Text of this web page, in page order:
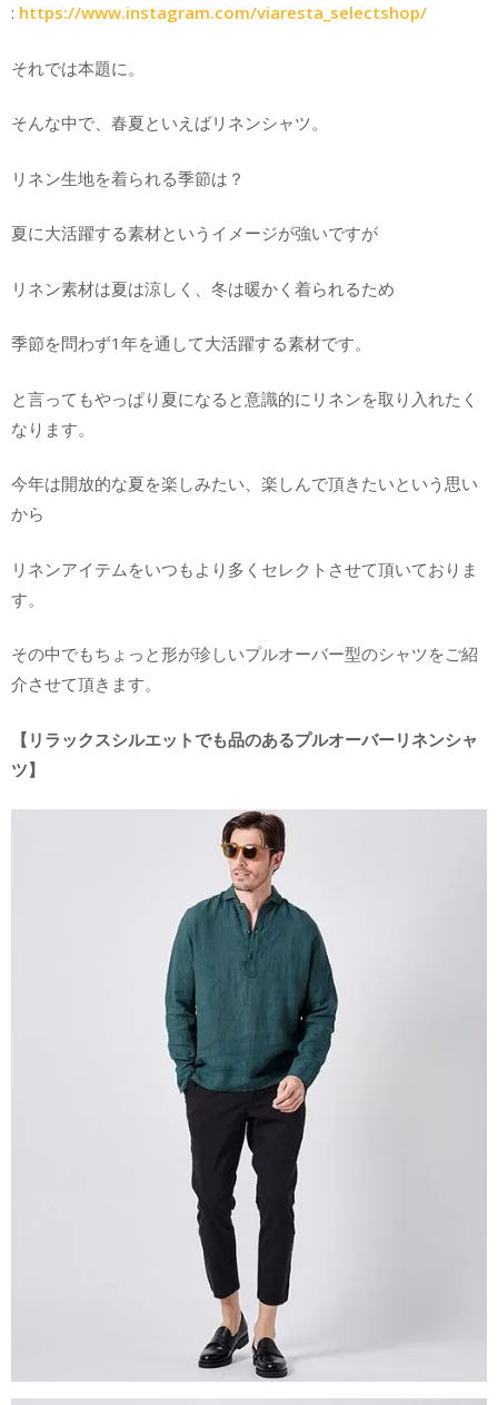
: https://www.instagram.com/viaresta_selectshop/
それでは本題に。
そんな中で、春夏といえばリネンシャツ。
リネン生地を着られる季節は？
夏に大活躍する素材というイメージが強いですが
リネン素材は夏は涼しく、冬は暖かく着られるため
季節を問わず1年を通して大活躍する素材です。
と言ってもやっぱり夏になると意識的にリネンを取り入れたく
なります。
今年は開放的な夏を楽しみたい、楽しんで頂きたいという思い
から
リネンアイテムをいつもより多くセレクトさせて頂いておりま
す。
その中でもちょっと形が珍しいプルオーバー型のシャツをご紹
介させて頂きます。
【リラックスシルエットでも品のあるプルオーバーリネンシャ
ツ】